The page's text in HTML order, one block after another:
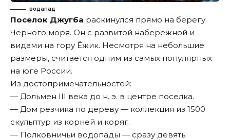
водапад
Поселок Джугба раскинулся прямо на берегу
Черного моря. Он с развитой набережной и
видами на гору Ёжик. Несмотря на небольшие
размеры, считается одним из самых популярных
на юге России.
Из достопримечательностей:
— Дольмен III века до н. э. в центре поселка.
— Дом резчика по дереву — коллекция из 1500
скульптур из корней и коряг.
— Полковничьи водопады — сразу девять